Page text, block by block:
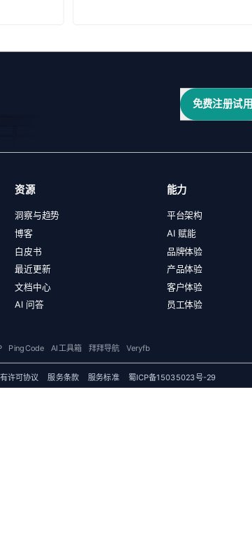
免费注册试用
资源
洞察与趋势
博客
白皮书
最近更新
文档中心
AI 问答
能力
平台架构
AI 赋能
品牌体验
产品体验
客户体验
员工体验
PingCode AI工具箱 拜拜导航 Veryfb
许可协议 服务条款 服务标准 蜀ICP备15035023号-29